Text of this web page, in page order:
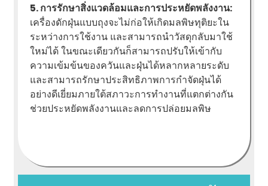
5. การรักษาสิ่งแวดล้อมและการประหยัดพลังงาน:
เครื่องดักฝุ่นแบบถุงจะไม่ก่อให้เกิดมลพิษทุติยะใน
ระหว่างการใช้งาน และสามารถนำวัสดุกลับมาใช้
ใหม่ได้ ในขณะเดียวกันก็สามารถปรับให้เข้ากับ
ความเข้มข้นของควันและฝุ่นได้หลากหลายระดับ
และสามารถรักษาประสิทธิภาพการกำจัดฝุ่นได้
อย่างดีเยี่ยมภายใต้สภาวะการทำงานที่แตกต่างกัน
ช่วยประหยัดพลังงานและลดการปล่อยมลพิษ